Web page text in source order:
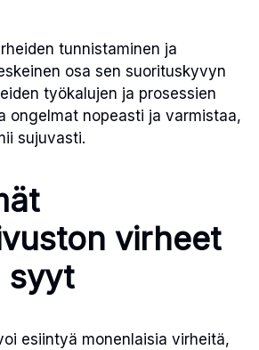
tunnistaminen ja
osa sen suorituskyvyn
työkalujen ja prosessien
ongelmat nopeasti ja varmistaa,
sujuvasti.
virheet
syyt
esiintyä monenlaisia virheitä,